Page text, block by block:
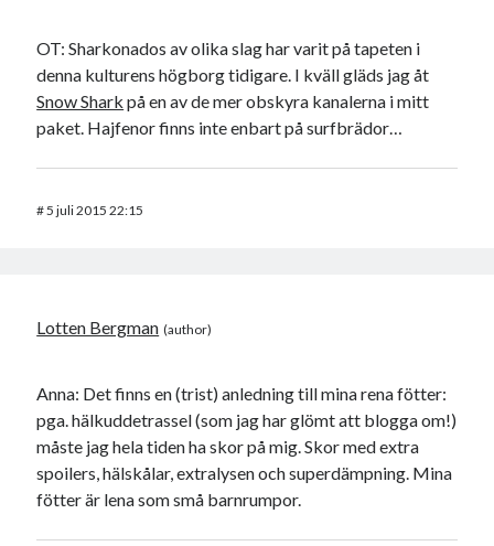
OT: Sharkonados av olika slag har varit på tapeten i
denna kulturens högborg tidigare. I kväll gläds jag åt
Snow Shark på en av de mer obskyra kanalerna i mitt
paket. Hajfenor finns inte enbart på surfbrädor…
#5 juli 2015 22:15
Lotten Bergman
Anna: Det finns en (trist) anledning till mina rena fötter:
pga. hälkuddetrassel (som jag har glömt att blogga om!)
måste jag hela tiden ha skor på mig. Skor med extra
spoilers, hälskålar, extralysen och superdämpning. Mina
fötter är lena som små barnrumpor.